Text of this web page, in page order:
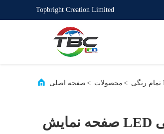
Topbright Creation Limited
صفحه اصلی > محصولات >
اجاره ویدئو دیوار تمام رنگی LED صفحه نمایش